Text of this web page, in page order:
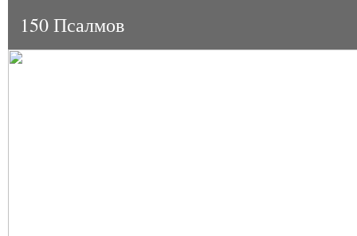
150 Псалмов